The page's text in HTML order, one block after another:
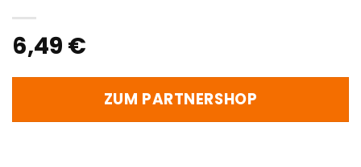
6,49 €
ZUM PARTNERSHOP